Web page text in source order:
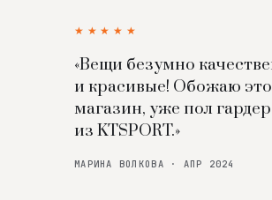
★★★★★
«Вещи безумно
и красивые! Обожаю
магазин, уже пол
из KTSPORT.»
МАРИНА ВОЛКОВА · АПР 2024